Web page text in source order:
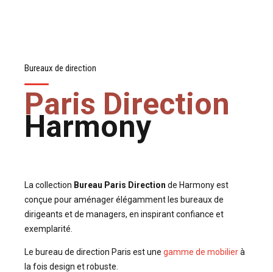
Bureaux de direction
Paris Direction
Harmony
La collection Bureau Paris Direction de Harmony est
conçue pour aménager élégamment les bureaux de
dirigeants et de managers, en inspirant confiance et
exemplarité.
Le bureau de direction Paris est une gamme de mobilierà
la fois design et robuste.